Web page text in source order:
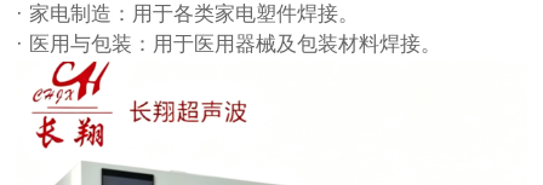
· 家电制造：用于各类家电塑件焊接。
· 医用与包装：用于医用器械及包装材料焊接。